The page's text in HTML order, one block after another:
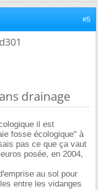
#5
drainage
il est
fosse écologique" à
pas ce que ça vaut
posée, en 2004,
au sol pour
entre les vidanges